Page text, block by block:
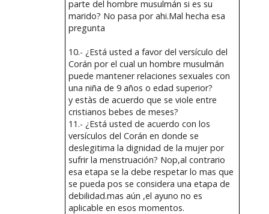
parte del hombre musulmán si es su
marido? No pasa por ahi.Mal hecha esa
pregunta
10.- ¿Está usted a favor del versículo del
Corán por el cual un hombre musulmán
puede mantener relaciones sexuales con
una niña de 9 años o edad superior?
y estàs de acuerdo que se viole entre
cristianos bebes de meses?
11.- ¿Está usted de acuerdo con los
versículos del Corán en donde se
deslegitima la dignidad de la mujer por
sufrir la menstruación? Nop,al contrario
esa etapa se la debe respetar lo mas que
se pueda pos se considera una etapa de
debilidad.mas aún ,el ayuno no es
aplicable en esos momentos.